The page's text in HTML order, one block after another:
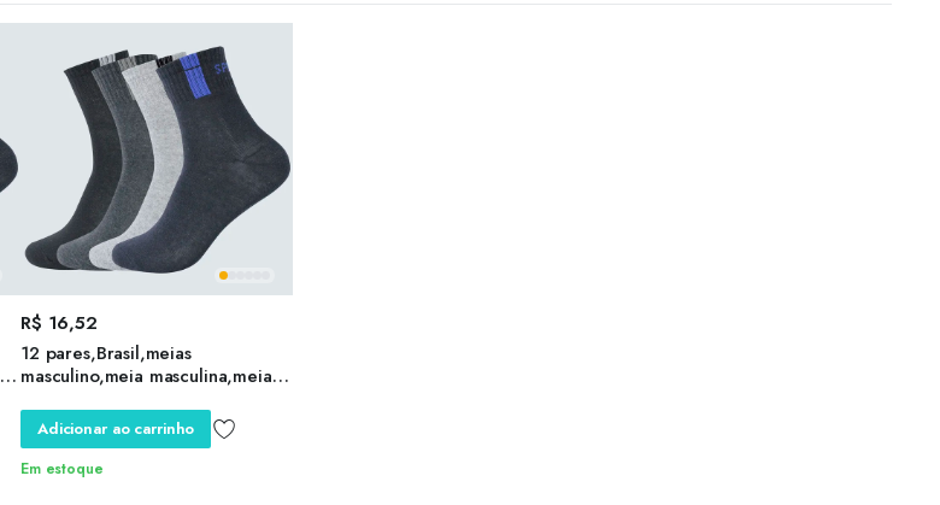
R$ 16,52
12 pares,Brasil,meias
masculino,meia masculina,meia
compressão ,meia anti
derrapante,meia corrida
Adicionar ao carrinho
Em estoque